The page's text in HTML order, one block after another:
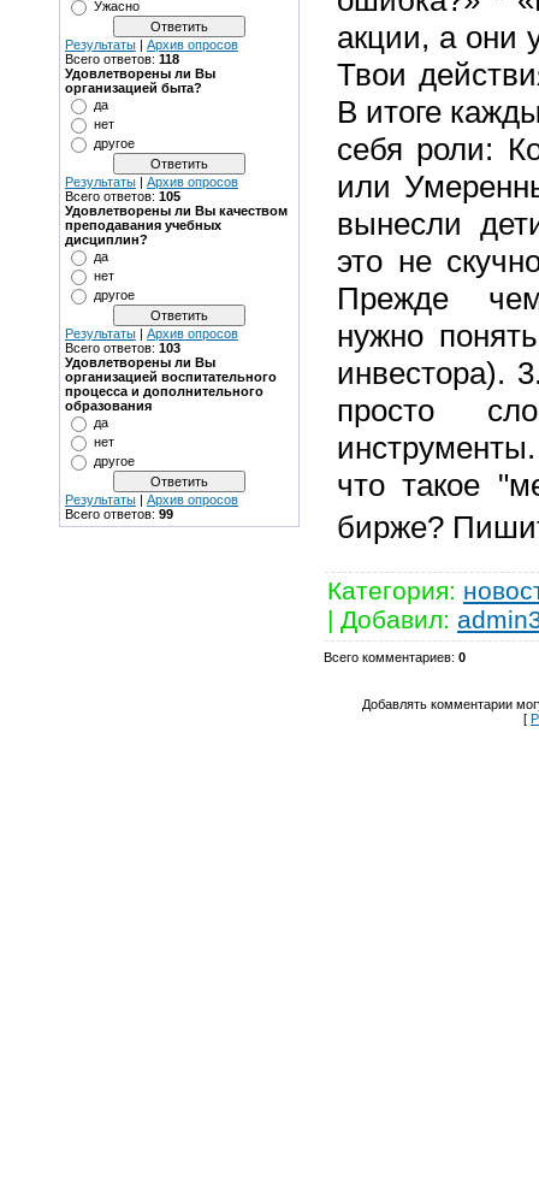
Ужасно
Результаты | Архив опросов
Всего ответов: 118
Удовлетворены ли Вы
организацией быта?
да
нет
другое
Результаты | Архив опросов
Всего ответов: 105
Удовлетворены ли Вы качеством
преподавания учебных
дисциплин?
да
нет
другое
Результаты | Архив опросов
Всего ответов: 103
Удовлетворены ли Вы
организацией воспитательного
процесса и дополнительного
образования
да
нет
другое
Результаты | Архив опросов
Всего ответов: 99
акции, а они
Твои
В итоге
себя роли:
или
вынесли
это не
Прежде
нужно
инвестора).
просто
что такое
бирже?
Категория:
| Добавил:
Всего комментариев: 0
Добавлять комментарии
[